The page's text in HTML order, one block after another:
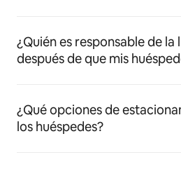
¿Quién es responsable de la
después de que mis
¿Qué opciones de
los huéspedes?